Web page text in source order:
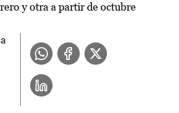
y otra a partir de octubre